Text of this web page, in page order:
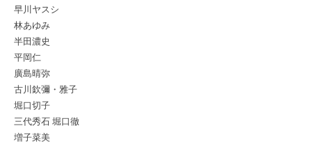
早川ヤスシ
林あゆみ
半田濃史
平岡仁
廣島晴弥
古川欽彌・雅子
堀口切子
三代秀石 堀口徹
増子菜美